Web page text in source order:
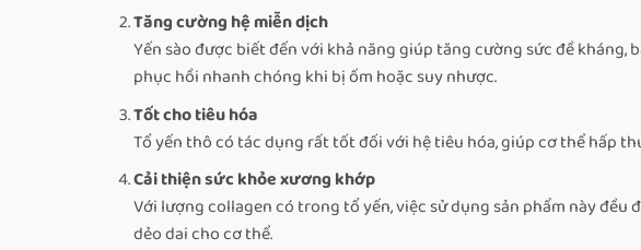
Tăng cường hệ miễn dịch
Yến sào được biết đến với khả năng giúp tăng cường sức đề
phục hồi nhanh chóng khi bị ốm hoặc suy nhược.
Tốt cho tiêu hóa
Tổ yến thô có tác dụng rất tốt đối với hệ tiêu hóa, giúp cơ thể hấp
Cải thiện sức khỏe xương khớp
Với lượng collagen có trong tổ yến, việc sử dụng sản phẩm này
dẻo dai cho cơ thể.